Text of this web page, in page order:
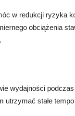
w redukcji ryzyka
obciążenia
wydajności
stałe